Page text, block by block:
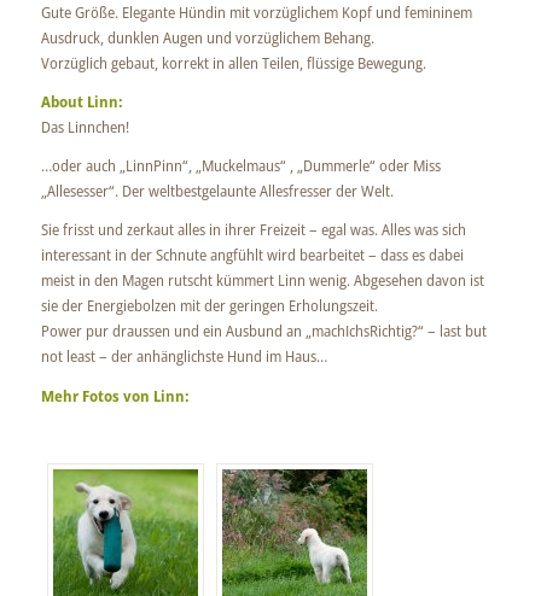
Gute Größe. Elegante Hündin mit vorzüglichem Kopf und femininem
Ausdruck, dunklen Augen und vorzüglichem Behang.
Vorzüglich gebaut, korrekt in allen Teilen, flüssige Bewegung.
About Linn:
Das Linnchen!
…oder auch „LinnPinn“, „Muckelmaus“ , „Dummerle“ oder Miss
„Allesesser“. Der weltbestgelaunte Allesfresser der Welt.
Sie frisst und zerkaut alles in ihrer Freizeit – egal was. Alles was sich
interessant in der Schnute angfühlt wird bearbeitet – dass es dabei
meist in den Magen rutscht kümmert Linn wenig. Abgesehen davon ist
sie der Energiebolzen mit der geringen Erholungszeit.
Power pur draussen und ein Ausbund an „machIchsRichtig?“ – last but
not least – der anhänglichste Hund im Haus…
Mehr Fotos von Linn: